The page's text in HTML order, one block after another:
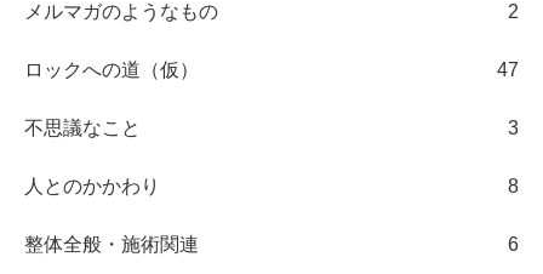
メルマガのようなもの 2
ロックへの道（仮） 47
不思議なこと 3
人とのかかわり 8
整体全般・施術関連 6